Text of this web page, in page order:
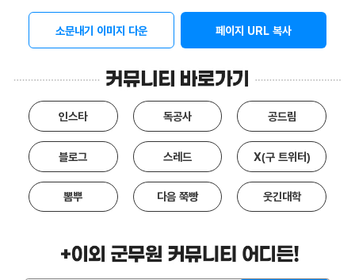
소문내기 이미지 다운 페이지 URL 복사
인스타 독공사 공드림
블로그 스레드 X(구 트위터)
뽐뿌 다음 쭉빵 웃긴대학